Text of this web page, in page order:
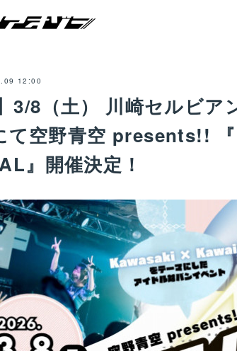
12:00
3/8（土） 川崎セルビア
て空野青空 presents!!
』開催決定！